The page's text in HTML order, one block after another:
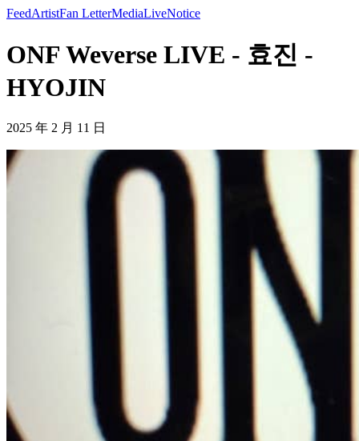
FeedArtistFan LetterMediaLiveNotice
ONF Weverse LIVE - 효진 -
HYOJIN
2025 年 2 月 11 日